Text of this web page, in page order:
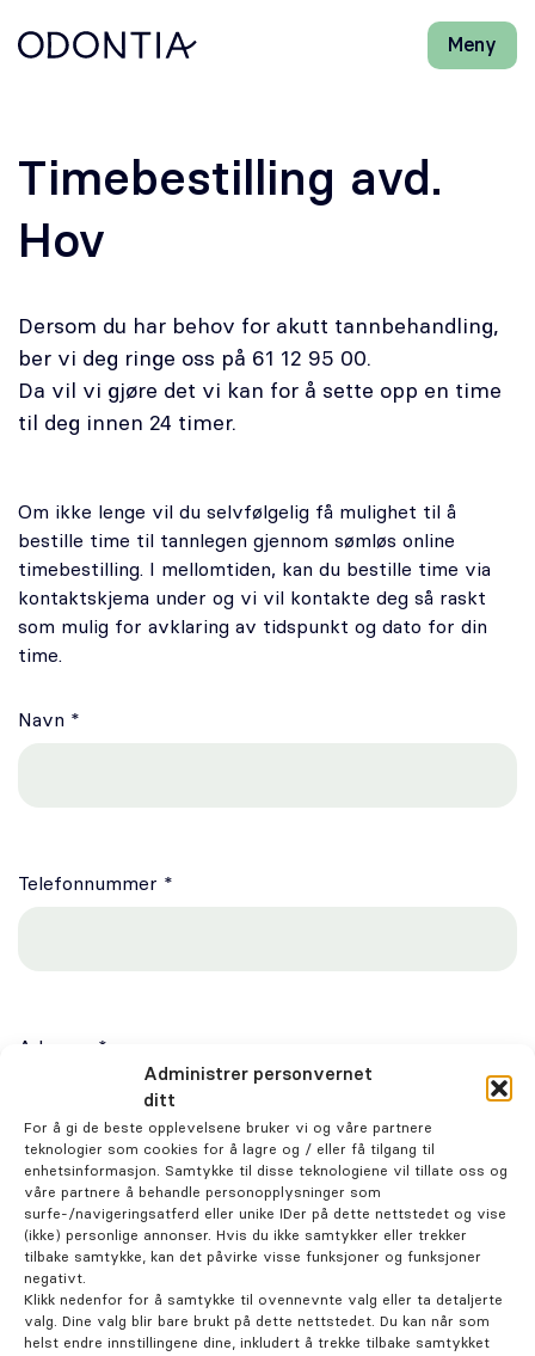
Administrer personvernet
ditt
For å gi de beste opplevelsene bruker vi og våre partnere
teknologier som cookies for å lagre og / eller få tilgang til
enhetsinformasjon. Samtykke til disse teknologiene vil tillate oss og
våre partnere å behandle personopplysninger som
surfe-/navigeringsatferd eller unike IDer på dette nettstedet og vise
(ikke) personlige annonser. Hvis du ikke samtykker eller trekker
tilbake samtykke, kan det påvirke visse funksjoner og funksjoner
negativt.
Klikk nedenfor for å samtykke til ovennevnte valg eller ta detaljerte
valg. Dine valg blir bare brukt på dette nettstedet. Du kan når som
helst endre innstillingene dine, inkludert å trekke tilbake samtykket
Meny
Lukk
Periodonti
Endodonti
Oral kirurgi
Oral protetikk
Om Odontia Tannlegene
Bestill time
Timebestilling avd.
Hov
Dersom du har behov for akutt tannbehandling,
ber vi deg ringe oss på 61 12 95 00.
Da vil vi gjøre det vi kan for å sette opp en time
til deg innen 24 timer.
Om ikke lenge vil du selvfølgelig få mulighet til å
bestille time til tannlegen gjennom sømløs online
timebestilling. I mellomtiden, kan du bestille time via
kontaktskjema under og vi vil kontakte deg så raskt
som mulig for avklaring av tidspunkt og dato for din
time.
Navn *
Telefonnummer *
Adresse *
Postnummer *